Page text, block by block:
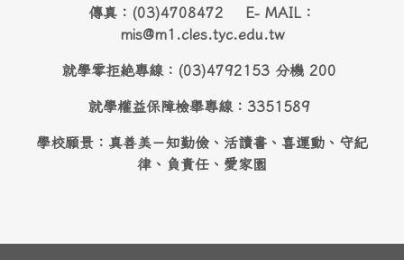
傳真：(03)4708472 E- MAIL：
mis@m1.cles.tyc.edu.tw
就學零拒絶專線：(03)4792153 分機 200
就學權益保障檢舉專線：3351589
學校願景：真善美－知勤儉、活讀書、喜運動、守紀
律、負責任、愛家園